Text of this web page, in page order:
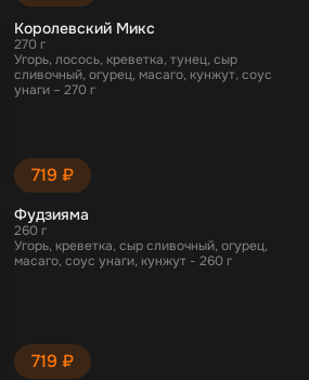
Королевский Микс
270 г
Угорь, лосось, креветка, тунец, сыр
сливочный, огурец, масаго, кунжут, соус
унаги – 270 г
719 ₽
Фудзияма
260 г
Угорь, креветка, сыр сливочный, огурец,
масаго, соус унаги, кунжут - 260 г
719 ₽